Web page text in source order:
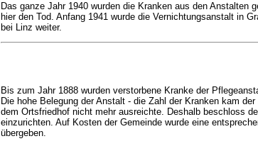
Das ganze Jahr 1940 wurden die Kranken aus den
hier den Tod. Anfang 1941 wurde die Vernichtungsanstalt in
bei Linz weiter.
Bis zum Jahr 1888 wurden verstorbene Kranke der
Die hohe Belegung der Anstalt - die Zahl der Kranken kam
dem Ortsfriedhof nicht mehr ausreichte. Deshalb beschloss
einzurichten. Auf Kosten der Gemeinde wurde eine
übergeben.